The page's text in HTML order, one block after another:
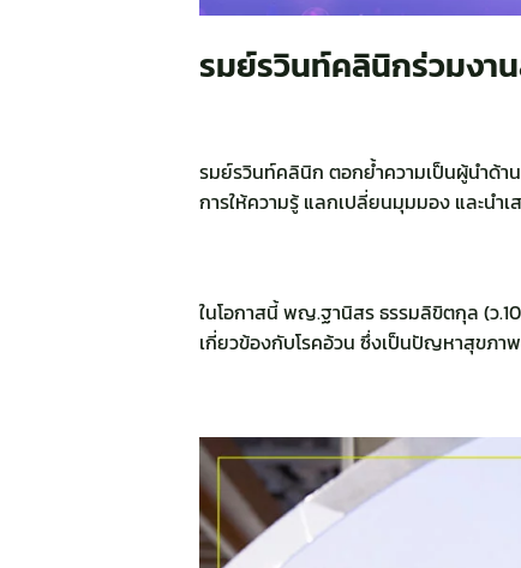
รมย์รวินท์คลินิกร่วมงา
รมย์รวินท์คลินิก ตอกย้ำความเป็นผู้นำด้า
การให้ความรู้ แลกเปลี่ยนมุมมอง และน
ในโอกาสนี้ พญ.ฐานิสร ธรรมลิขิตกุล (ว
เกี่ยวข้องกับโรคอ้วน ซึ่งเป็นปัญหาสุขภา